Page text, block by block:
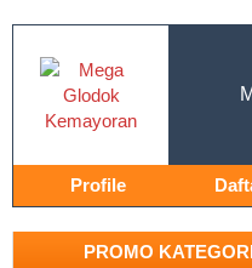
Profile
PROMO